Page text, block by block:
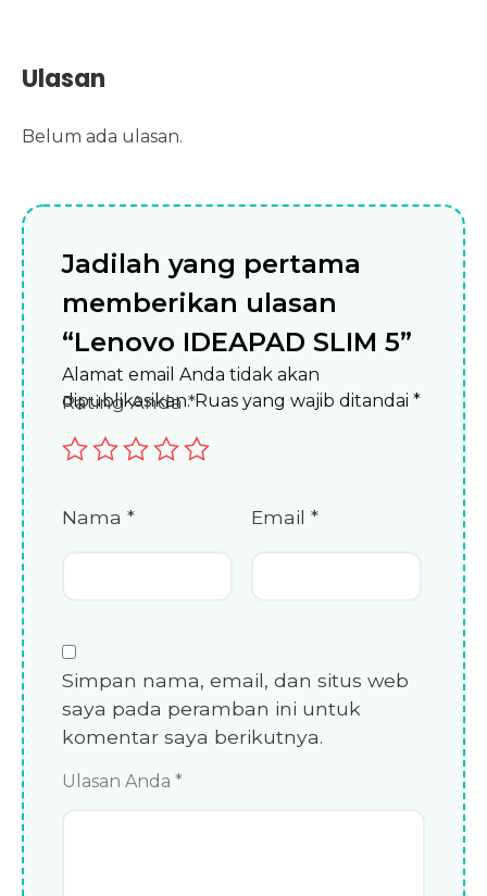
Ulasan
Belum ada ulasan.
Jadilah yang pertama
memberikan ulasan
“Lenovo IDEAPAD SLIM 5”
Alamat email Anda tidak akan
dipublikasikan. Ruas yang wajib ditandai *
Nama * Email*
Simpan nama, email, dan situs web
saya pada peramban ini untuk
komentar saya berikutnya.
Rating Anda*
Ulasan Anda *